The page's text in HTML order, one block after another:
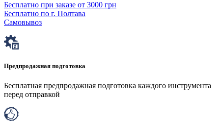
Бесплатно при заказе от 3000 грн
Бесплатно по г. Полтава
Самовывоз
Предпродажная подготовка
Бесплатная предпродажная подготовка каждого инструмента
перед отправкой